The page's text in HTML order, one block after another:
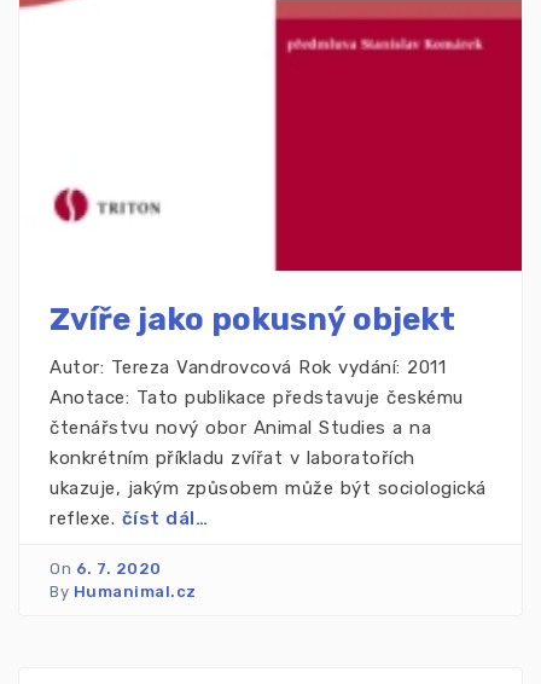
Zvíře jako pokusný objekt
Autor: Tereza Vandrovcová Rok vydání: 2011
Anotace: Tato publikace představuje českému
čtenářstvu nový obor Animal Studies a na
konkrétním příkladu zvířat v laboratořích
ukazuje, jakým způsobem může být sociologická
reflexe. číst dál…
On 6. 7. 2020
By Humanimal.cz